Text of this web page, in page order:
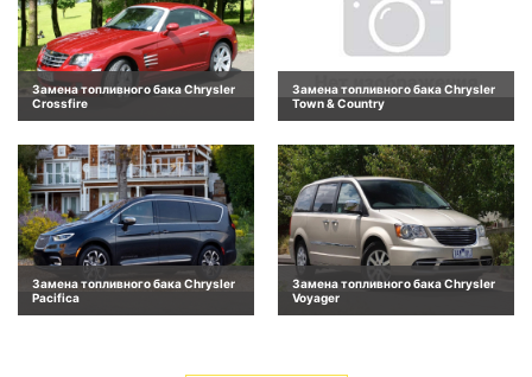
Замена топливного бака Chrysler
Crossfire
Замена топливного бака Chrysler
Town & Country
Замена топливного бака Chrysler
Pacifica
Замена топливного бака Chrysler
Voyager